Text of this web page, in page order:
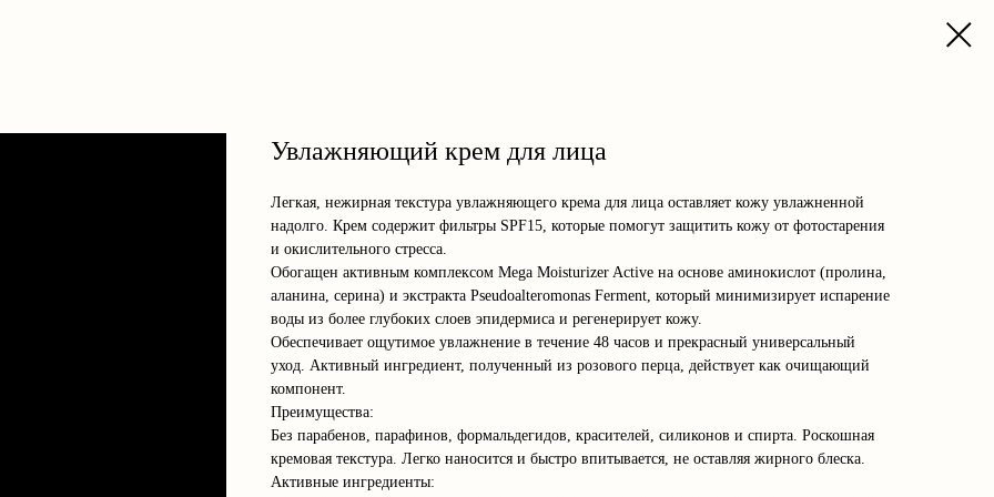
Увлажняющий крем для лица
Легкая, нежирная текстура увлажняющего крема для лица оставляет кожу увлажненной
надолго. Крем содержит фильтры SPF15, которые помогут защитить кожу от фотостарения
и окислительного стресса.
Обогащен активным комплексом Mega Moisturizer Active на основе аминокислот (пролина,
аланина, серина) и экстракта Pseudoalteromonas Ferment, который минимизирует испарение
воды из более глубоких слоев эпидермиса и регенерирует кожу.
Обеспечивает ощутимое увлажнение в течение 48 часов и прекрасный универсальный
уход. Активный ингредиент, полученный из розового перца, действует как очищающий
компонент.
Преимущества:
Без парабенов, парафинов, формальдегидов, красителей, силиконов и спирта. Роскошная
кремовая текстура. Легко наносится и быстро впитывается, не оставляя жирного блеска.
Активные ингредиенты: